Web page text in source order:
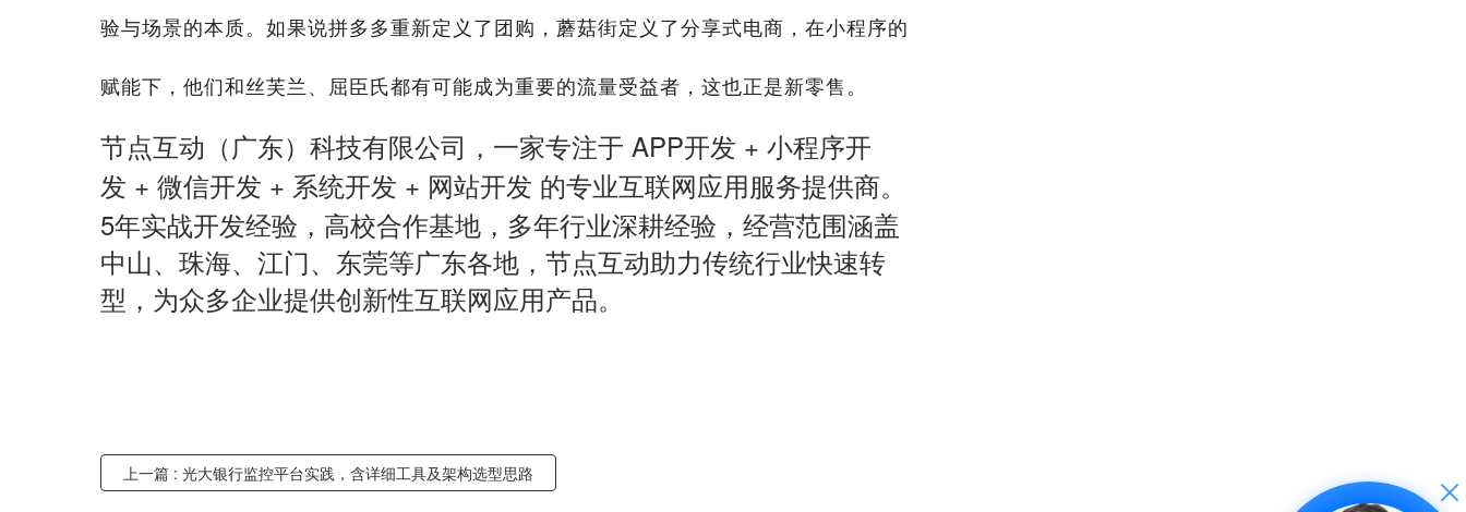
验与场景的本质。如果说拼多多重新定义了团购，蘑菇街定义了分享式电商，在小程序的
赋能下，他们和丝芙兰、屈臣氏都有可能成为重要的流量受益者，这也正是新零售。
节点互动（广东）科技有限公司，一家专注于 APP开发 + 小程序开
发 + 微信开发 + 系统开发 + 网站开发 的专业互联网应用服务提供商。
5年实战开发经验，高校合作基地，多年行业深耕经验，经营范围涵盖
中山、珠海、江门、东莞等广东各地，节点互动助力传统行业快速转
型，为众多企业提供创新性互联网应用产品。
上一篇 : 光大银行监控平台实践，含详细工具及架构选型思路